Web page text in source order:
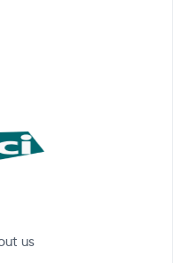
us